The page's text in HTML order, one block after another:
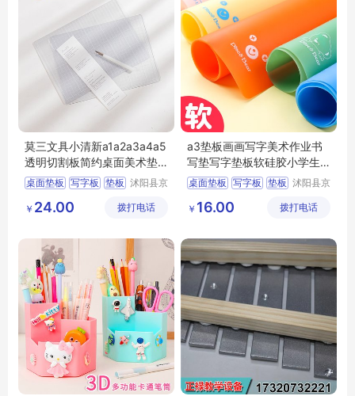
莫三文具小清新a1a2a3a4a5
透明切割板简约桌面美术垫
板创意少女裁
桌面垫板 写字板 垫板 沭阳县京
心
￥ 24.00 拨打电话
a3垫板画画写字美术作业书
写垫写字垫板软硅胶小学生
考试用专儿童
桌面垫板 写字板 垫板 沭阳县京
心
￥ 16.00 拨打电话